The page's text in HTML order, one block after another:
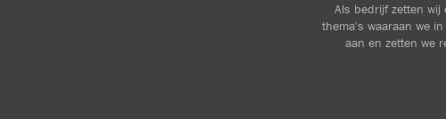
Als bedrijf zetten wij
thema's waaraan we
aan en zetten we